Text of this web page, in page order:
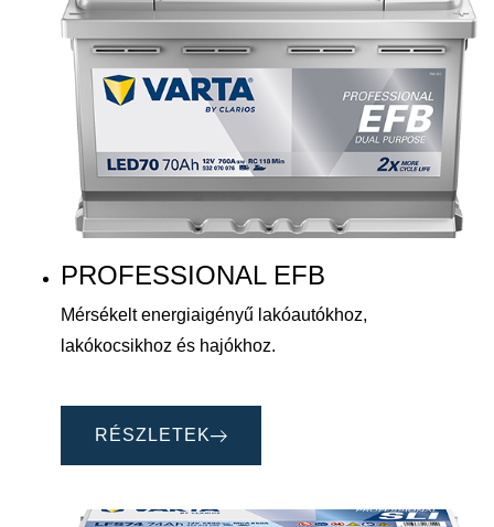
PROFESSIONAL EFB
Mérsékelt energiaigényű lakóautókhoz,
lakókocsikhoz és hajókhoz.
RÉSZLETEK